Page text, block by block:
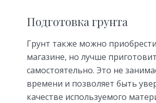
Подготовка грунта
Грунт также можно
магазине, но лучше
самостоятельно. Это не
времени и позволяет быть
качестве используемого